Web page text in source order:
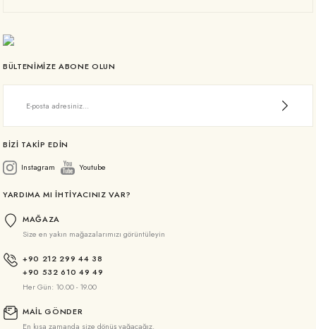
BÜLTENİMİZE ABONE OLUN
BİZİ TAKİP EDİN
Instagram
Youtube
YARDIMA MI İHTİYACINIZ VAR?
MAĞAZA
Size en yakın mağazalarımızı görüntüleyin
+90 212 299 44 38
+90 532 610 49 49
Her Gün: 10.00 - 19.00
MAİL GÖNDER
En kısa zamanda size dönüş yağacağız.